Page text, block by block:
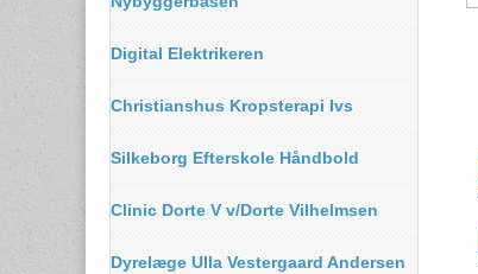
Digital Elektrikeren
Christianshus Kropsterapi Ivs
Silkeborg Efterskole Håndbold
Clinic Dorte V v/Dorte Vilhelmsen
Dyrelæge Ulla Vestergaard Andersen